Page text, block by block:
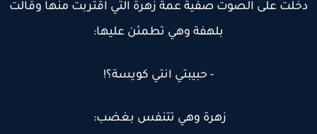
على الصوت صفية عمة زهرة التي اقتربت منها وقالت
بلهفة وهي تطمئن عليها:
- حبيبتي انتي كويسة؟!
زهرة وهي تتنفس بغضب: